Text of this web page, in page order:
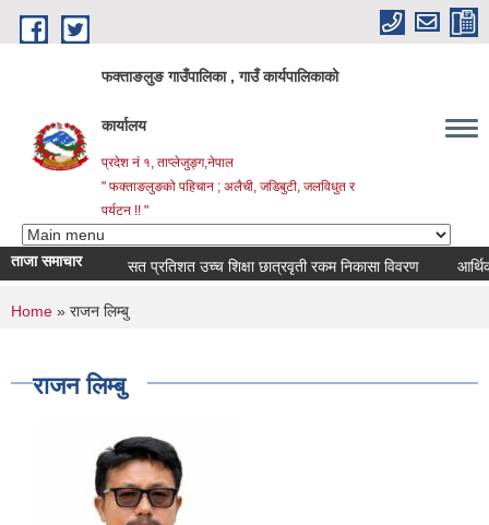
Skip to main content
फक्ताङलुङ गाउँपालिका , गाउँ कार्यपालिकाको
कार्यालय
प्रदेश नं १, ताप्लेजुङ्ग,नेपाल
" फक्ताङलुङको पहिचान ; अलैची, जडिबुटी, जलविधुत र
पर्यटन !! "
ताजा समाचार सत प्रतिशत उच्च शिक्षा छात्रवृती रकम निकासा विवरण आर्थिक
You are here
Home » राजन लिम्बु
राजन लिम्बु